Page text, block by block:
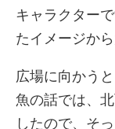
キャラクター
たイメージか
広場に向かう
魚の話では、
したので、そ